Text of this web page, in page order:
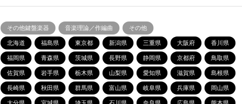
その他鍵盤楽器 音楽理論／作編曲 その他
北海道 福島県 東京都 新潟県 三重県 大阪府 香川県
福岡県 青森県 茨城県 長野県 静岡県 京都府 鳥取県
佐賀県 岩手県 栃木県 山梨県 愛知県 滋賀県 島根県
長崎県 秋田県 群馬県 富山県 岐阜県 兵庫県 岡山県